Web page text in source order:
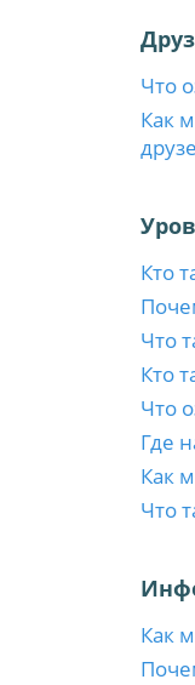
Что
Как
Кто
Что
Кто
Что
Где
Как
Что
Как